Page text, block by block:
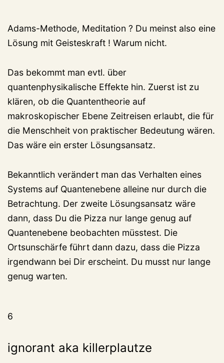
Adams-Methode, Meditation ? Du meinst also eine
Lösung mit Geisteskraft ! Warum nicht.
Das bekommt man evtl. über
quantenphysikalische Effekte hin. Zuerst ist zu
klären, ob die Quantentheorie auf
makroskopischer Ebene Zeitreisen erlaubt, die für
die Menschheit von praktischer Bedeutung wären.
Das wäre ein erster Lösungsansatz.
Bekanntlich verändert man das Verhalten eines
Systems auf Quantenebene alleine nur durch die
Betrachtung. Der zweite Lösungsansatz wäre
dann, dass Du die Pizza nur lange genug auf
Quantenebene beobachten müsstest. Die
Ortsunschärfe führt dann dazu, dass die Pizza
irgendwann bei Dir erscheint. Du musst nur lange
genug warten.
6
ignorant aka killerplautze